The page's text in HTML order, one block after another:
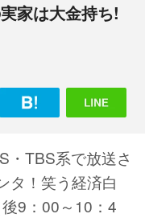
家は大金持ち!
TBS系で放送さ
タ！笑う経済白
9：00～10：4